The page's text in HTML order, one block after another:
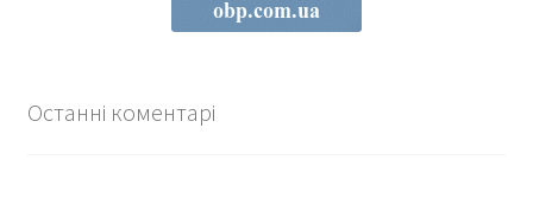
Останні коментарі